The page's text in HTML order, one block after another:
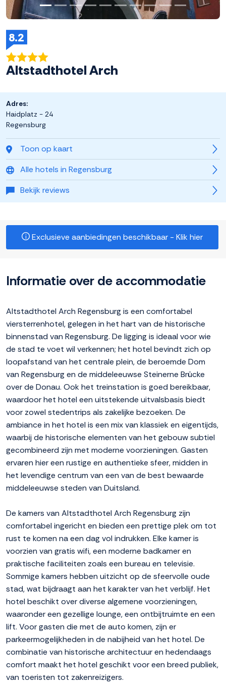
8.2
Altstadthotel Arch
Toon op kaart
Alle hotels in Regensburg
Bekijk reviews
Adres:
Haidplatz - 24
Regensburg
Exclusieve aanbiedingen beschikbaar - Klik hier
Informatie over de accommodatie
Altstadthotel Arch Regensburg is een comfortabel
viersterrenhotel, gelegen in het hart van de historische
binnenstad van Regensburg. De ligging is ideaal voor wie
de stad te voet wil verkennen; het hotel bevindt zich op
loopafstand van het centrale plein, de beroemde Dom
van Regensburg en de middeleeuwse Steinerne Brücke
over de Donau. Ook het treinstation is goed bereikbaar,
waardoor het hotel een uitstekende uitvalsbasis biedt
voor zowel stedentrips als zakelijke bezoeken. De
ambiance in het hotel is een mix van klassiek en eigentijds,
waarbij de historische elementen van het gebouw subtiel
gecombineerd zijn met moderne voorzieningen. Gasten
ervaren hier een rustige en authentieke sfeer, midden in
het levendige centrum van een van de best bewaarde
middeleeuwse steden van Duitsland.
De kamers van Altstadthotel Arch Regensburg zijn
comfortabel ingericht en bieden een prettige plek om tot
rust te komen na een dag vol indrukken. Elke kamer is
voorzien van gratis wifi, een moderne badkamer en
praktische faciliteiten zoals een bureau en televisie.
Sommige kamers hebben uitzicht op de sfeervolle oude
stad, wat bijdraagt aan het karakter van het verblijf. Het
hotel beschikt over diverse algemene voorzieningen,
waaronder een gezellige lounge, een ontbijtruimte en een
lift. Voor gasten die met de auto komen, zijn er
parkeermogelijkheden in de nabijheid van het hotel. De
combinatie van historische architectuur en hedendaags
comfort maakt het hotel geschikt voor een breed publiek,
van toeristen tot zakenreizigers.